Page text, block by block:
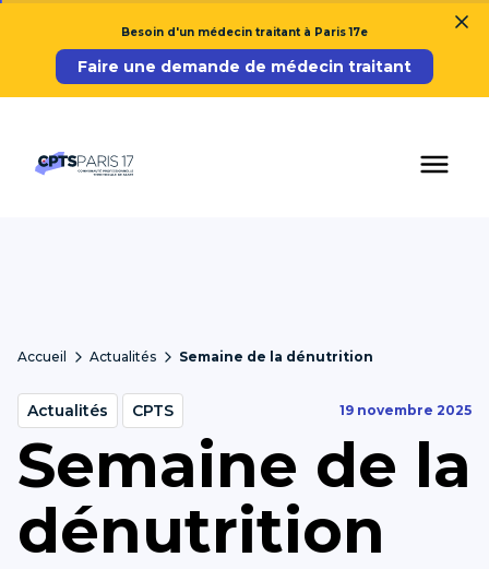
Besoin d'un médecin traitant à Paris 17e
Faire une demande de médecin traitant
Accueil Actualités Semaine de la dénutrition
Actualités CPTS 19 novembre 2025
Semaine de la
dénutrition